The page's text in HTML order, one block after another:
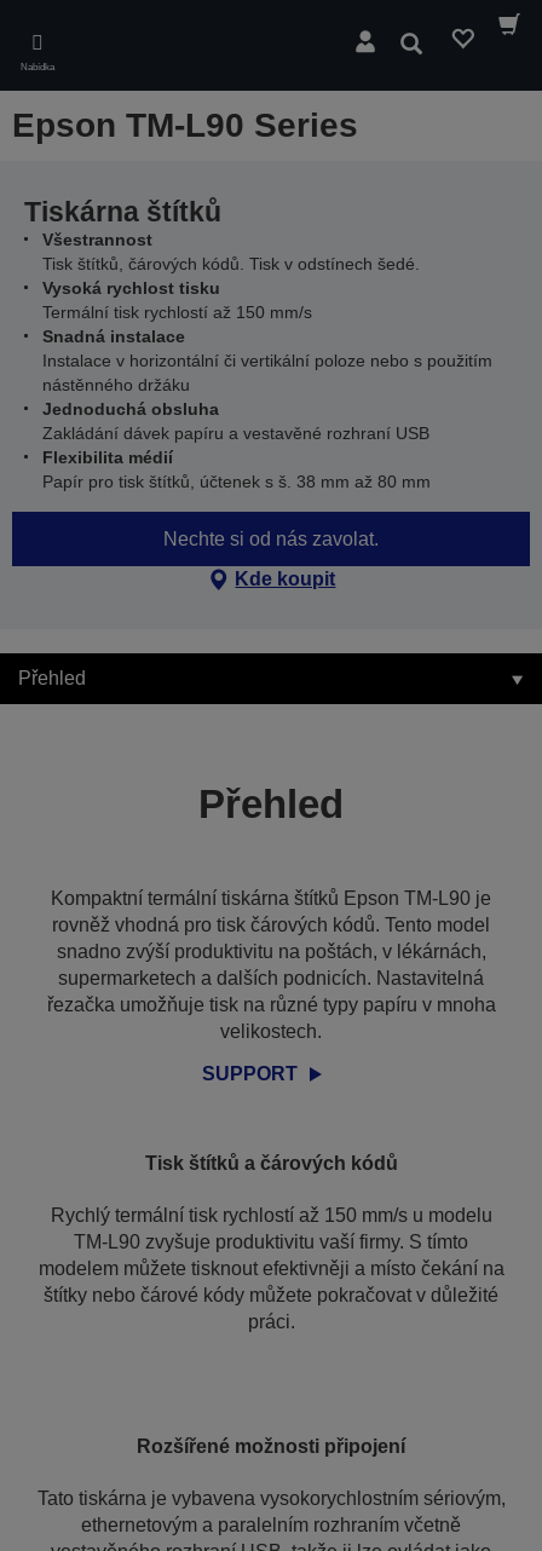
main
content
Nabídka
Hledat
Epson TM-L90 Series
Tiskárna štítků
Všestrannost
Tisk štítků, čárových kódů. Tisk v odstínech šedé.
Vysoká rychlost tisku
Termální tisk rychlostí až 150 mm/s
Snadná instalace
Instalace v horizontální či vertikální poloze nebo s použitím
nástěnného držáku
Jednoduchá obsluha
Zakládání dávek papíru a vestavěné rozhraní USB
Flexibilita médií
Papír pro tisk štítků, účtenek s š. 38 mm až 80 mm
Nechte si od nás zavolat.
Kde koupit
Přehled
Přehled
Kompaktní termální tiskárna štítků Epson TM-L90 je
rovněž vhodná pro tisk čárových kódů. Tento model
snadno zvýší produktivitu na poštách, v lékárnách,
supermarketech a dalších podnicích. Nastavitelná
řezačka umožňuje tisk na různé typy papíru v mnoha
velikostech.
SUPPORT
Tisk štítků a čárových kódů
Rychlý termální tisk rychlostí až 150 mm/s u modelu
TM-L90 zvyšuje produktivitu vaší firmy. S tímto
modelem můžete tisknout efektivněji a místo čekání na
štítky nebo čárové kódy můžete pokračovat v důležité
práci.
Rozšířené možnosti připojení
Tato tiskárna je vybavena vysokorychlostním sériovým,
ethernetovým a paralelním rozhraním včetně